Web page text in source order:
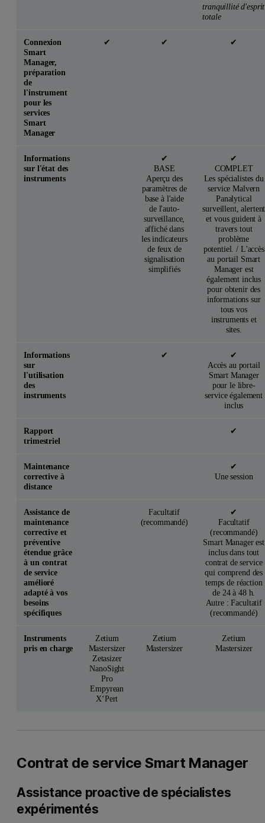
tranquillité d'esprit
totale
Connexion
Smart
Manager,
préparation
de
l'instrument
pour les
services
Smart
Manager
✔ ✔ ✔
Informations
sur l'état des
instruments
✔
BASE
Aperçu des
paramètres de
base à l'aide
de l'auto-
surveillance,
affiché dans
les indicateurs
de feux de
signalisation
simplifiés
✔
COMPLET
Les spécialistes du
service Malvern
Panalytical
surveillent, alertent
et vous guident à
travers tout
problème
potentiel. / L'accès
au portail Smart
Manager est
également inclus
pour obtenir des
informations sur
tous vos
instruments et
sites.
Informations
sur
l'utilisation
des
instruments
✔
✔
Accès au portail
Smart Manager
pour le libre-
service également
inclus
Rapport
trimestriel
✔
Maintenance
corrective à
distance
✔
Une session
Assistance de
maintenance
corrective et
préventive
étendue grâce
à un contrat
de service
amélioré
adapté à vos
besoins
spécifiques
Facultatif
(recommandé)
✔
Facultatif
(recommandé)
Smart Manager est
inclus dans tout
contrat de service
qui comprend des
temps de réaction
de 24 à 48 h.
Autre : Facultatif
(recommandé)
Instruments
pris en charge
Zetium
Mastersizer
Zetasizer
NanoSight
Pro
Empyrean
X‘Pert
Zetium
Mastersizer
Zetium
Mastersizer
Contrat de service Smart Manager
Assistance proactive de spécialistes
expérimentés